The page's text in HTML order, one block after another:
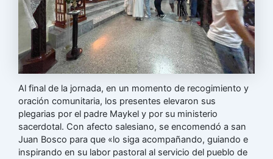
Al final de la jornada, en un momento de recogimiento y
oración comunitaria, los presentes elevaron sus
plegarias por el padre Maykel y por su ministerio
sacerdotal. Con afecto salesiano, se encomendó a san
Juan Bosco para que «lo siga acompañando, guiando e
inspirando en su labor pastoral al servicio del pueblo de